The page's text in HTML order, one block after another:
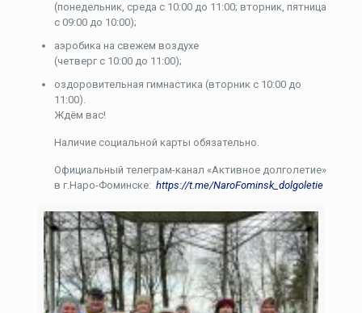
(понедельник, среда с 10:00 до 11:00; вторник, пятница
с 09:00 до 10:00);
аэробика на свежем воздухе
(четверг с 10:00 до 11:00);
оздоровительная гимнастика (вторник с 10:00 до
11:00).
Ждём вас!
Наличие социальной карты обязательно.
Официальный телеграм-канал «Активное долголетие»
в г.Наро-Фоминске: https://t.me/NaroFominsk_dolgoletie